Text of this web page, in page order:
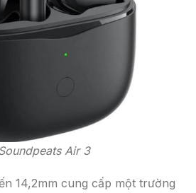
Air 3
14,2mm cung cấp một trường